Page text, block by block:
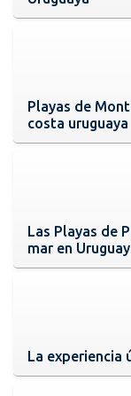
Playas de
costa uruguaya
Las Playas de
mar en Uruguay
La experiencia